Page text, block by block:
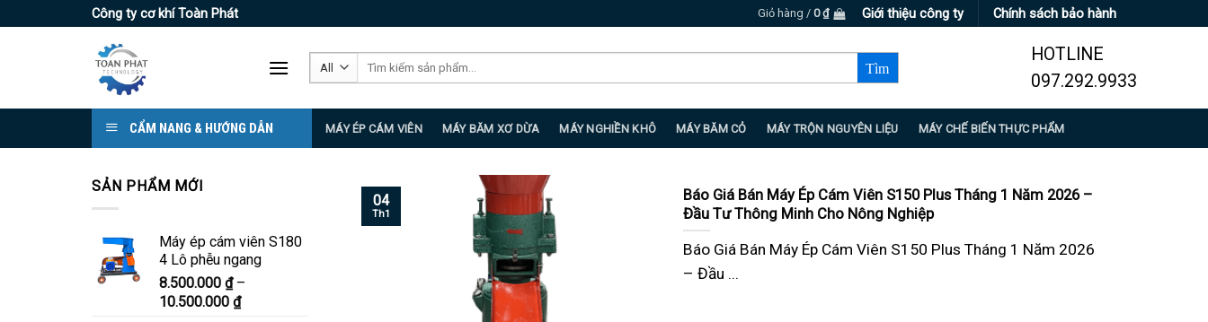
to
Công ty cơ khí Toàn Phát Giỏ hàng / 0₫ Giới thiệu công ty Chính sách bảo hành
Tìm
HOTLINE
097.292.9933
CẨM NANG & HƯỚNG DẪN MÁY ÉP CÁM VIÊN MÁY BĂM XƠ DỪA MÁY NGHIỀN KHÔ MÁY BĂM CỎ MÁY TRỘN NGUYÊN LIỆU MÁY CHẾ BIẾN THỰC PHẨM
SẢN PHẨM MỚI
Máy ép cám viên S180
4 Lô phễu ngang
8.500.000 ₫ –
10.500.000 ₫Khoảng
Báo Giá Bán Máy Ép Cám Viên S150 Plus Tháng 1 Năm 2026 –
Đầu Tư Thông Minh Cho Nông Nghiệp
Báo Giá Bán Máy Ép Cám Viên S150 Plus Tháng 1 Năm 2026
– Đầu ...
04
Th1